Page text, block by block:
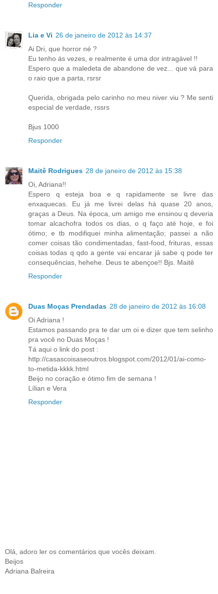
Responder
Lia e Vi 26 de janeiro de 2012 às 14:37
Ai Dri, que horror né ?
Eu tenho ás vezes, e realmente é uma dor intragável !!
Espero que a maledeta de abandone de vez... que vá para
o raio que a parta, rsrsr
Querida, obrigada pelo carinho no meu niver viu ? Me senti
especial de verdade, rssrs
Bjus 1000
Responder
Maitê Rodrigues 28 de janeiro de 2012 às 15:38
Oi, Adriana!!
Espero q esteja boa e q rapidamente se livre das
enxaquecas. Eu já me livrei delas há quase 20 anos,
graças a Deus. Na época, um amigo me ensinou q deveria
tomar alcachofra todos os dias, o q faço até hoje, e foi
ótimo; e tb modifiquei minha alimentação; passei a não
comer coisas tão condimentadas, fast-food, frituras, essas
coisas todas q qdo a gente vai encarar já sabe q pode ter
consequências, hehehe. Deus te abençoe!! Bjs. Maitê
Responder
Duas Moças Prendadas 28 de janeiro de 2012 às 16:08
Oi Adriana !
Estamos passando pra te dar um oi e dizer que tem selinho
pra você no Duas Moças !
Tá aqui o link do post :
http://casascoisaseoutros.blogspot.com/2012/01/ai-como-
to-metida-kkkk.html
Beijo no coração e ótimo fim de semana !
Lílian e Vera
Responder
Olá, adoro ler os comentários que vocês deixam.
Beijos
Adriana Balreira